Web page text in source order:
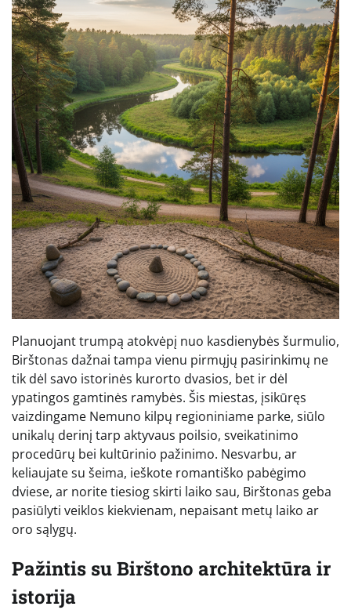
Planuojant trumpą atokvėpį nuo kasdienybės šurmulio,
Birštonas dažnai tampa vienu pirmųjų pasirinkimų ne
tik dėl savo istorinės kurorto dvasios, bet ir dėl
ypatingos gamtinės ramybės. Šis miestas, įsikūręs
vaizdingame Nemuno kilpų regioniniame parke, siūlo
unikalų derinį tarp aktyvaus poilsio, sveikatinimo
procedūrų bei kultūrinio pažinimo. Nesvarbu, ar
keliaujate su šeima, ieškote romantiško pabėgimo
dviese, ar norite tiesiog skirti laiko sau, Birštonas geba
pasiūlyti veiklos kiekvienam, nepaisant metų laiko ar
oro sąlygų.
Pažintis su Birštono architektūra ir
istorija